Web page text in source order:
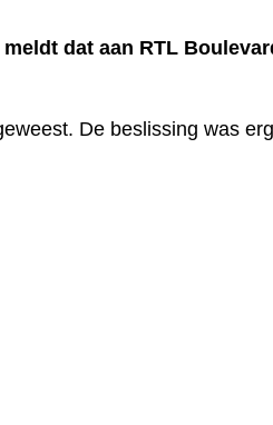
dat aan RTL
De beslissing was